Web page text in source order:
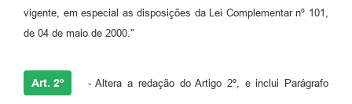
vigente, em especial as disposições da Lei Complementar nº 101,
de 04 de maio de 2000."
Art. 2º - Altera a redação do Artigo 2º, e inclui Parágrafo